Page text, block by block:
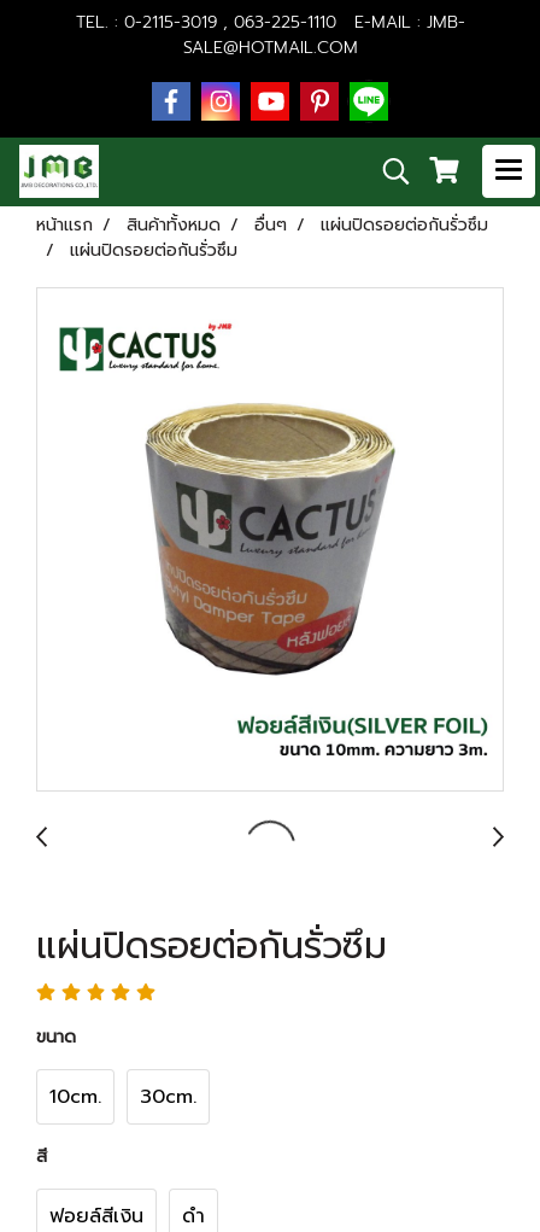
TEL. : 0-2115-3019 , 063-225-1110 E-MAIL : JMB-
SALE@HOTMAIL.COM
หน้าแรก สินค้าทั้งหมด อื่นๆ
แผ่นปิดรอยต่อกันรั่วซึม
แผ่นปิดรอยต่อกันรั่วซึม
แผ่นปิดรอยต่อกันรั่วซึม
ขนาด
10cm. 30cm.
สี
ฟอยล์สีเงิน ดำ